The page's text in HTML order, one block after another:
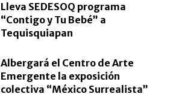
Lleva SEDESOQ programa
“Contigo y Tu Bebé” a
Tequisquiapan
Albergará el Centro de Arte
Emergente la exposición
colectiva “México Surrealista”